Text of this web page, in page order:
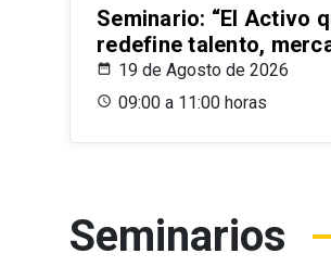
Seminario: “El Activo
redefine talento,
19 de Agosto de 2026
09:00 a 11:00 horas
Seminarios